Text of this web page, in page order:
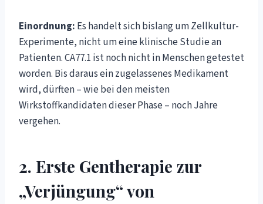
Einordnung: Es handelt sich bislang um Zellkultur-
Experimente, nicht um eine klinische Studie an
Patienten. CA77.1 ist noch nicht in Menschen getestet
worden. Bis daraus ein zugelassenes Medikament
wird, dürften – wie bei den meisten
Wirkstoffkandidaten dieser Phase – noch Jahre
vergehen.
2. Erste Gentherapie zur
„Verjüngung“ von